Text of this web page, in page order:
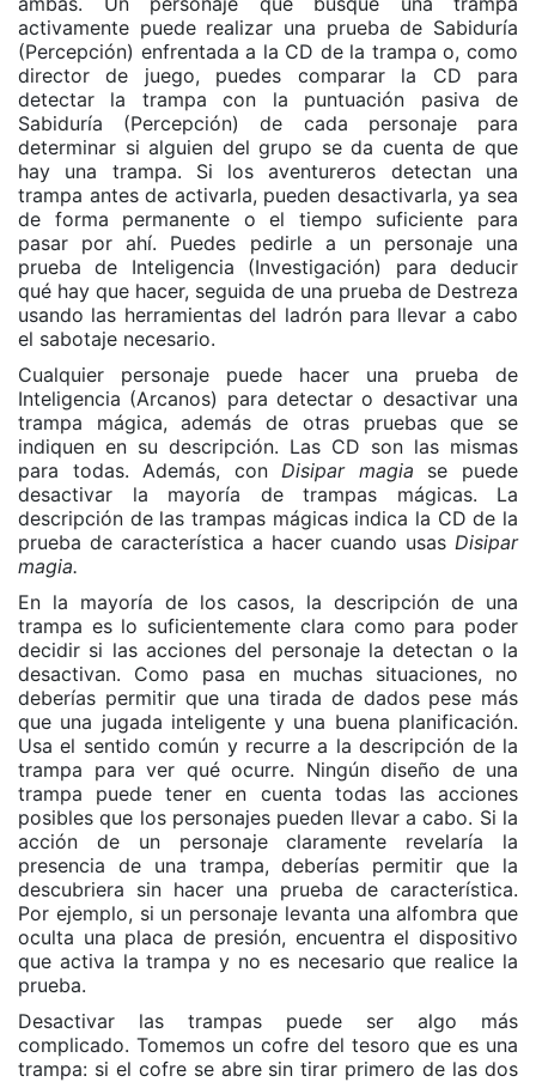
activamente puede realizar una prueba de Sabiduría
(Percepción) enfrentada a la CD de la trampa o, como
director de juego, puedes comparar la CD para
detectar la trampa con la puntuación pasiva de
Sabiduría (Percepción) de cada personaje para
determinar si alguien del grupo se da cuenta de que
hay una trampa. Si los aventureros detectan una
trampa antes de activarla, pueden desactivarla, ya sea
de forma permanente o el tiempo suficiente para
pasar por ahí. Puedes pedirle a un personaje una
prueba de Inteligencia (Investigación) para deducir
qué hay que hacer, seguida de una prueba de Destreza
usando las herramientas del ladrón para llevar a cabo
el sabotaje necesario.
Cualquier personaje puede hacer una prueba de
Inteligencia (Arcanos) para detectar o desactivar una
trampa mágica, además de otras pruebas que se
indiquen en su descripción. Las CD son las mismas
para todas. Además, conDisipar magia se puede
desactivar la mayoría de trampas mágicas. La
descripción de las trampas mágicas indica la CD de la
prueba de característica a hacer cuando usas Disipar
magia.
En la mayoría de los casos, la descripción de una
trampa es lo suficientemente clara como para poder
decidir si las acciones del personaje la detectan o la
desactivan. Como pasa en muchas situaciones, no
deberías permitir que una tirada de dados pese más
que una jugada inteligente y una buena planificación.
Usa el sentido común y recurre a la descripción de la
trampa para ver qué ocurre. Ningún diseño de una
trampa puede tener en cuenta todas las acciones
posibles que los personajes pueden llevar a cabo. Si la
acción de un personaje claramente revelaría la
presencia de una trampa, deberías permitir que la
descubriera sin hacer una prueba de característica.
Por ejemplo, si un personaje levanta una alfombra que
oculta una placa de presión, encuentra el dispositivo
que activa la trampa y no es necesario que realice la
prueba.
Desactivar las trampas puede ser algo más
complicado. Tomemos un cofre del tesoro que es una
trampa: si el cofre se abre sin tirar primero de las dos